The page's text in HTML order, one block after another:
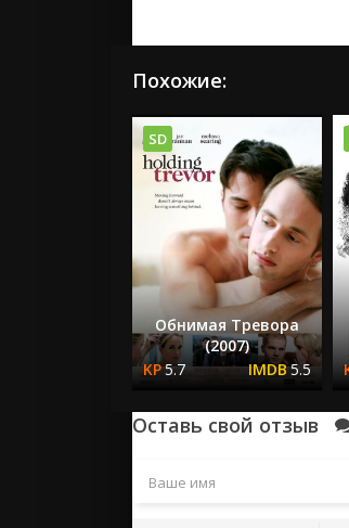
Похожие:
SD
Обнимая Тревора
(2007)
5.7
5.5
Оставь свой отзыв